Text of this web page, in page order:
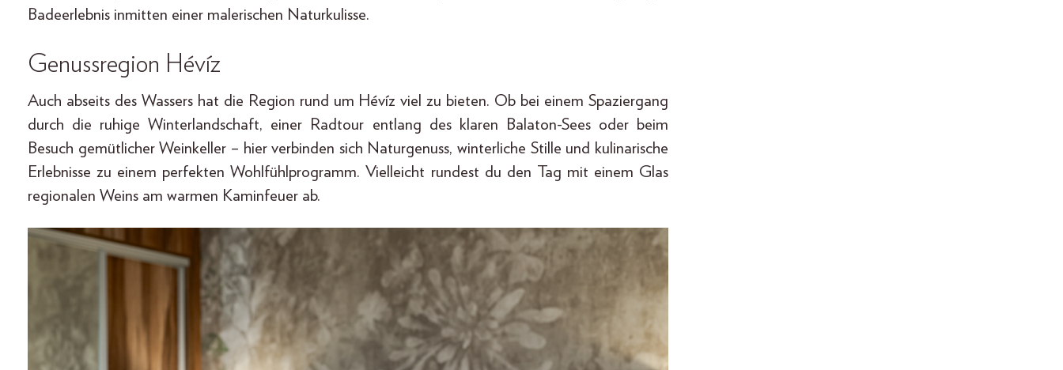
Badeerlebnis inmitten einer malerischen Naturkulisse.
Genussregion Hévíz
Auch abseits des Wassers hat die Region rund um Hévíz viel zu bieten. Ob bei einem Spaziergang
durch die ruhige Winterlandschaft, einer Radtour entlang des klaren Balaton-Sees oder beim
Besuch gemütlicher Weinkeller – hier verbinden sich Naturgenuss, winterliche Stille und kulinarische
Erlebnisse zu einem perfekten Wohlfühlprogramm. Vielleicht rundest du den Tag mit einem Glas
regionalen Weins am warmen Kaminfeuer ab.